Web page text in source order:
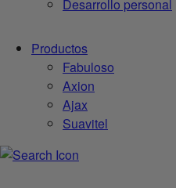
Desarrollo personal
Productos
Fabuloso
Axion
Ajax
Suavitel